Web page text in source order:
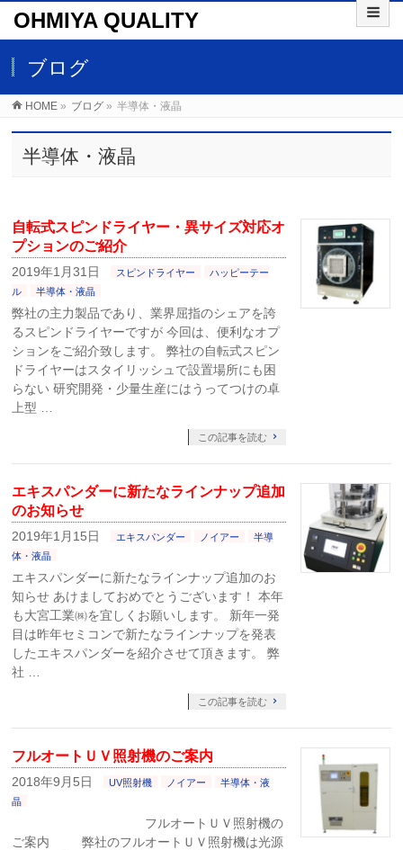
OHMIYA QUALITY
ブログ
HOME » ブログ » 半導体・液晶
半導体・液晶
自転式スピンドライヤー・異サイズ対応オ
プションのご紹介
2019年1月31日 スピンドライヤー
ハッピーテー
ル
半導体・液晶
弊社の主力製品であり、業界屈指のシェアを誇
るスピンドライヤーですが 今回は、便利なオプ
ションをご紹介致します。 弊社の自転式スピン
ドライヤーはスタイリッシュで設置場所にも困
らない 研究開発・少量生産にはうってつけの卓
上型 …
この記事を読む
エキスパンダーに新たなラインナップ追加
のお知らせ
2019年1月15日 エキスパンダー ノイアー
半導
体・液晶
エキスパンダーに新たなラインナップ追加のお
知らせ あけましておめでとうございます！ 本年
も大宮工業㈱を宜しくお願いします。 新年一発
目は昨年セミコンで新たなラインナップを発表
したエキスパンダーを紹介させて頂きます。 弊
社 …
この記事を読む
フルオートＵＶ照射機のご案内
2018年9月5日 UV照射機 ノイアー
半導体・液
晶
フルオートＵＶ照射機の
ご案内 弊社のフルオートＵＶ照射機は光源